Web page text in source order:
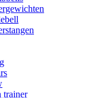
trainer